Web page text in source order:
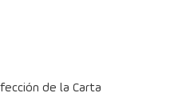
de la Carta